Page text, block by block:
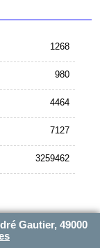
1268
980
4464
7127
3259462
Gautier, 49000